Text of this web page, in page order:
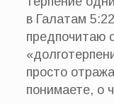
в Галатам
предпочитаю
просто
понимаете, о